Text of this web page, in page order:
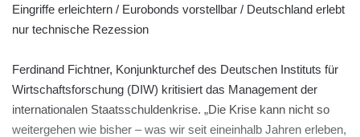
Eingriffe erleichtern / Eurobonds vorstellbar / Deutschland erlebt
nur technische Rezession
Ferdinand Fichtner, Konjunkturchef des Deutschen Instituts für
Wirtschaftsforschung (DIW) kritisiert das Management der
internationalen Staatsschuldenkrise. „Die Krise kann nicht so
weitergehen wie bisher – was wir seit eineinhalb Jahren erleben,